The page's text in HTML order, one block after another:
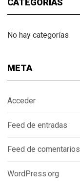
CATEGORÍAS
No hay categorías
META
Acceder
Feed de entradas
Feed de comentarios
WordPress.org